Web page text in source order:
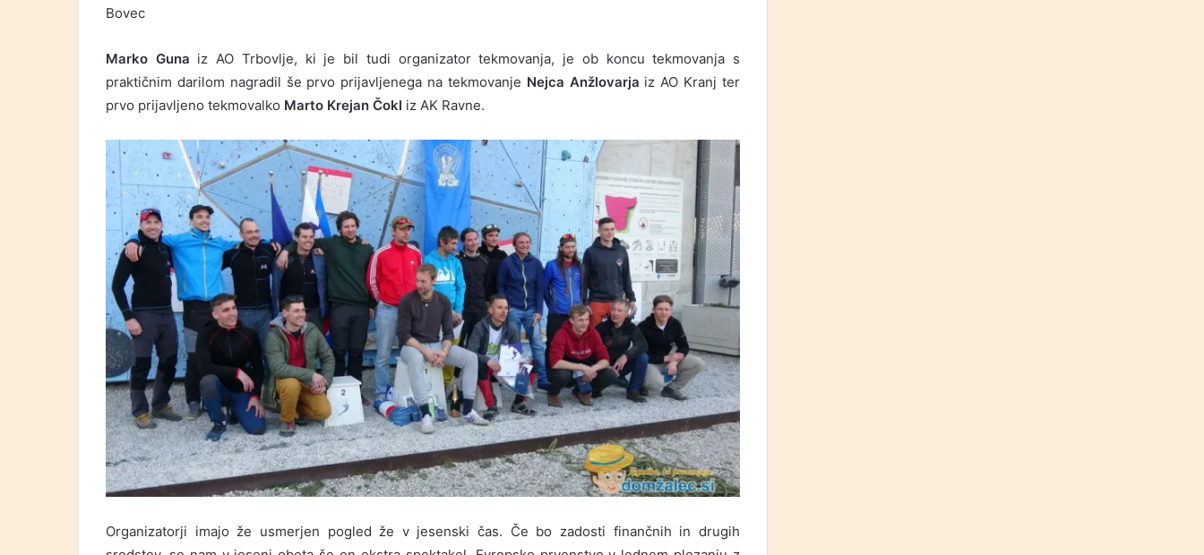
Bovec
Marko Guna iz AO Trbovlje, ki je bil tudi organizator tekmovanja, je ob koncu tekmovanja s
praktičnim darilom nagradil še prvo prijavljenega na tekmovanje Nejca Anžlovarja iz AO Kranj ter
prvo prijavljeno tekmovalko Marto Krejan Čokl iz AK Ravne.
Organizatorji imajo že usmerjen pogled že v jesenski čas. Če bo zadosti finančnih in drugih